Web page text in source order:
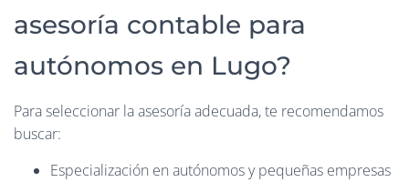
asesoría contable para
autónomos en Lugo?
Para seleccionar la asesoría adecuada, te recomendamos
buscar:
Especialización en autónomos y pequeñas empresas